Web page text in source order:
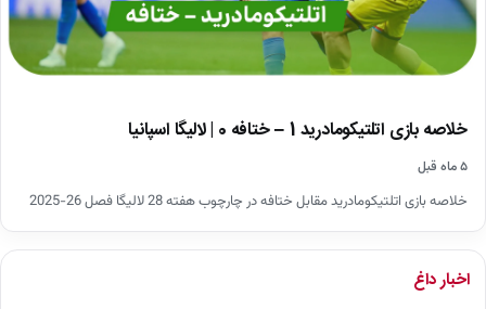
خلاصه بازی اتلتیکومادرید 1 – ختافه 0 | لالیگا اسپانیا
۵ ماه قبل
خلاصه بازی اتلتیکومادرید مقابل ختافه در چارچوب هفته 28 لالیگا فصل 26-2025
اخبار داغ